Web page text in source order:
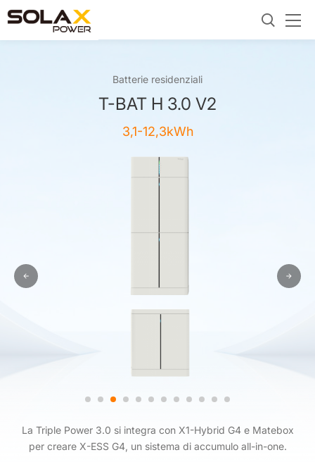
Batterie residenziali
T-BAT H 3.0 V2
3,1-12,3kWh
La Triple Power 3.0 si integra con X1-Hybrid G4 e Matebox
per creare X-ESS G4, un sistema di accumulo all-in-one.